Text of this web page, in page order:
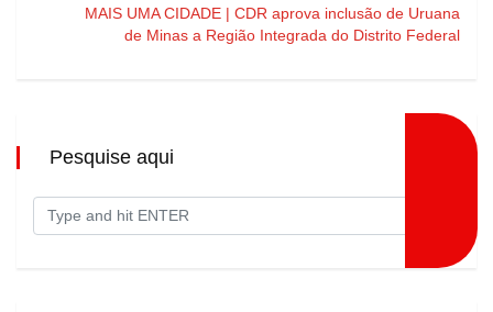
MAIS UMA CIDADE | CDR aprova inclusão de Uruana
de Minas a Região Integrada do Distrito Federal
Pesquise aqui